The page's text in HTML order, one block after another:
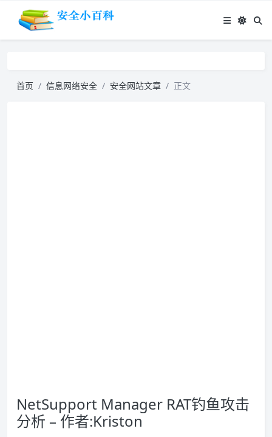
首页 信息网络安全 安全网站文章 正文
NetSupport Manager RAT钓鱼攻击
分析 – 作者:Kriston